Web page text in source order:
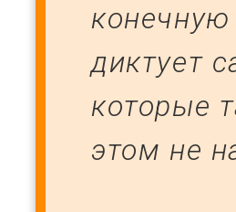
диктует
которые
этом не